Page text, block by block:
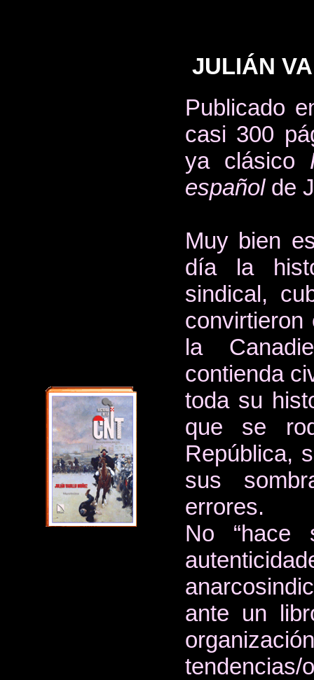
JULIÁN
Publicado
casi 300
ya clásico
españolde
Muy bien
día la
sindical,
la
contienda
toda su
que se
República,
sus
errores.
No “hace
ante un
tendencias/